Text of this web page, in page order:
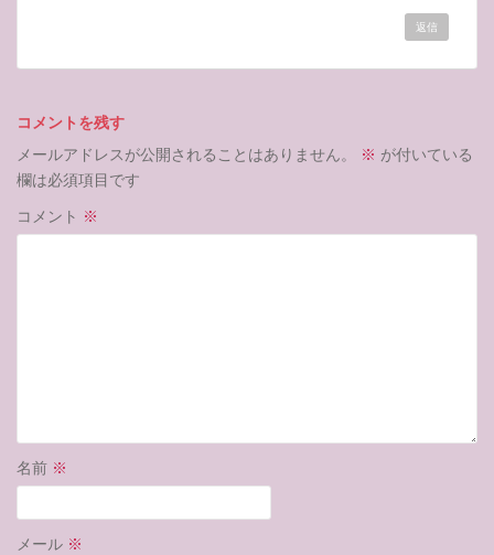
返信
コメントを残す
メールアドレスが公開されることはありません。
※ が付いている
欄は必須項目です
コメント ※
名前 ※
メール ※